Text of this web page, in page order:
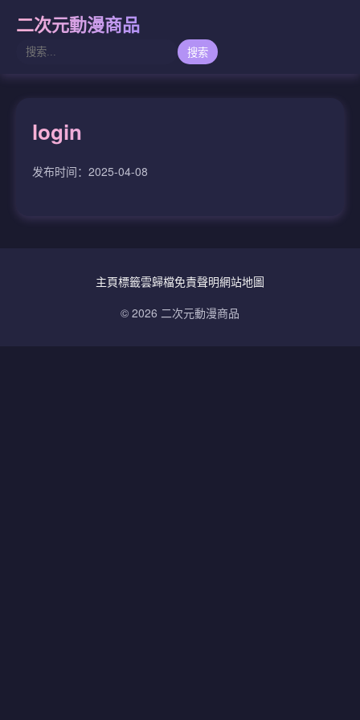
二次元動漫商品
搜索
login
发布时间：2025-04-08
主頁標籤雲歸檔免責聲明網站地圖
© 2026 二次元動漫商品